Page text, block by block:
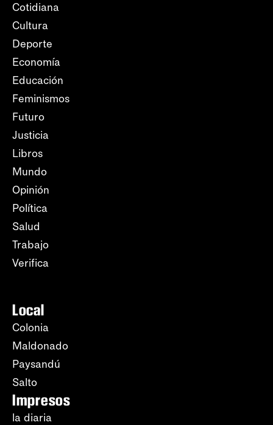
Cotidiana
Cultura
Deporte
Economía
Educación
Feminismos
Futuro
Justicia
Libros
Mundo
Opinión
Política
Salud
Trabajo
Verifica
Local
Colonia
Maldonado
Paysandú
Salto
Impresos
la diaria